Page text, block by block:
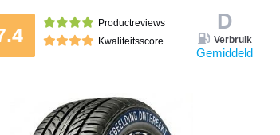
Productreviews
Kwaliteitsscore
D
Verbruik
Gemiddeld